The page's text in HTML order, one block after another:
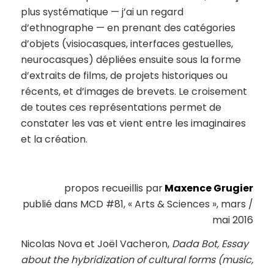
plus systématique — j’ai un regard
d’ethnographe — en prenant des catégories
d’objets (visiocasques, interfaces gestuelles,
neurocasques) dépliées ensuite sous la forme
d’extraits de films, de projets historiques ou
récents, et d’images de brevets. Le croisement
de toutes ces représentations permet de
constater les vas et vient entre les imaginaires
et la création.
propos recueillis parMaxence Grugier
publié dans MCD #81, « Arts & Sciences », mars /
mai 2016
Nicolas Nova et Joël Vacheron, Dada Bot, Essay
about the hybridization of cultural forms (music,